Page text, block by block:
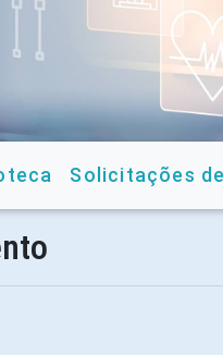
Solicitações